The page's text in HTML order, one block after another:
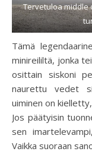
Tervetuloa middle
Tämä
minireililtä, jonka
osittain siskoni
naurettu vedet
uiminen on
Jos päätyisin
sen
Vaikka suoraan